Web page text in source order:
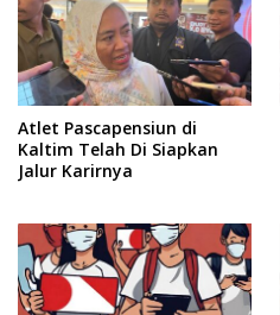
Atlet Pascapensiun di
Kaltim Telah Di Siapkan
Jalur Karirnya